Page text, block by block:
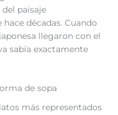
paisaje
décadas. Cuando
llegaron con el
sabía exactamente
de sopa
más representados